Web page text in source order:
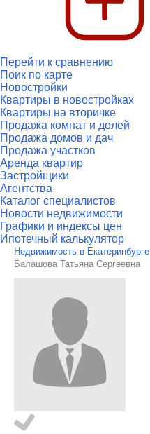
Перейти к сравнению
Поик по карте
Новостройки
Квартиры в новостройках
Квартиры на вторичке
Продажа комнат и долей
Продажа домов и дач
Продажа участков
Аренда квартир
Застройщики
Агентства
Каталог специалистов
Новости недвижимости
Графики и индексы цен
Ипотечный калькулятор
Недвижимость в Екатеринбурге
Балашова Татьяна Сергеевна